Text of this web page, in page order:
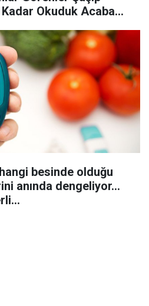
Okuduk Acaba...
besinde olduğu
anında dengeliyor…